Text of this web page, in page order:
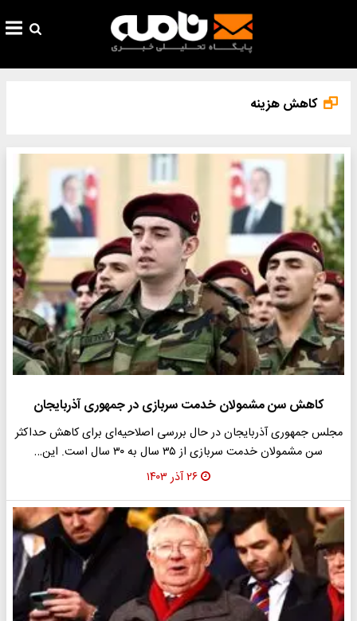
کاهش هزینه
کاهش سن مشمولان خدمت سربازی در جمهوری آذربایجان
مجلس جمهوری آذربایجان در حال بررسی اصلاحیه‌ای برای کاهش حداکثر
سن مشمولان خدمت سربازی از ۳۵ سال به ۳۰ سال است. این…
۲۶ آذر ۱۴۰۳